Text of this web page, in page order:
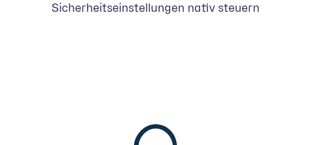
Sicherheitseinstellungen nativ steuern